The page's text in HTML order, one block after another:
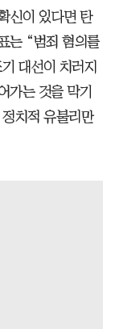
신이 있다면 탄
는 “범죄 혐의를
대선이 치러지
가는 것을 막기
치적 유불리만